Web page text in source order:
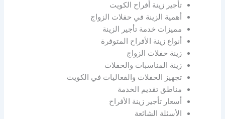
تأجير زينة أفراح الكويت
أهمية الزينة في حفلات الزواج
مميزات خدمة تأجير الزينة
أنواع زينة الأفراح المتوفرة
زينة حفلات الزواج
زينة المناسبات والحفلات
تجهيز الحفلات والفعاليات في الكويت
مناطق تقديم الخدمة
أسعار تأجير زينة الأفراح
الأسئلة الشائعة